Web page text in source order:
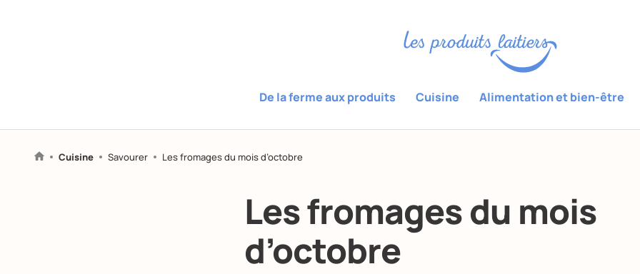
De la ferme aux produits Cuisine Alimentation et bien-être
Cuisine Savourer Les fromages du mois d’octobre
Les fromages du mois
d’octobre